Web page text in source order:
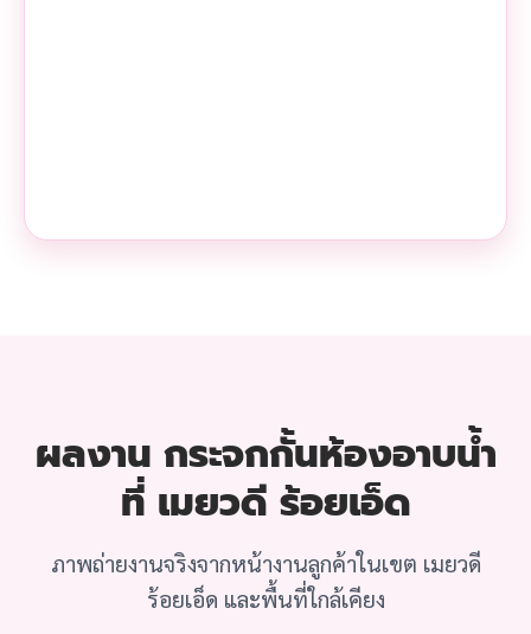
ผลงาน กระจกกั้นห้องอาบน้ำ
ที่ เมยวดี ร้อยเอ็ด
ภาพถ่ายงานจริงจากหน้างานลูกค้าในเขต เมยวดี
ร้อยเอ็ด และพื้นที่ใกล้เคียง